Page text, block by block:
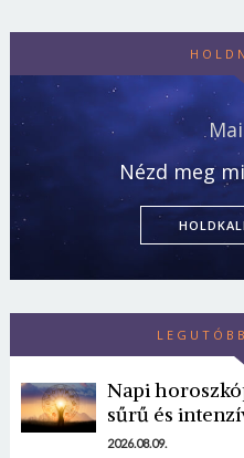
Nézd meg
Napi
sűrű és
2026.08.09.